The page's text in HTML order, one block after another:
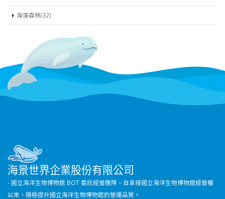
海藻森林(32)
海景世界企業股份有限公司
- 國立海洋生物博物館 BOT 委託經營團隊，自承接國立海洋生物博物館經營權
以來，積極提升國立海洋生物博物館的營運品質。